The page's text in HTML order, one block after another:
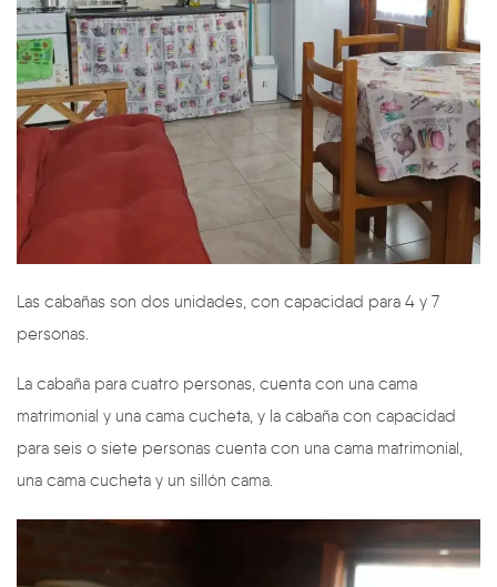
Las cabañas son dos unidades, con capacidad para 4 y 7
personas.
La cabaña para cuatro personas, cuenta con una cama
matrimonial y una cama cucheta, y la cabaña con capacidad
para seis o siete personas cuenta con una cama matrimonial,
una cama cucheta y un sillón cama.